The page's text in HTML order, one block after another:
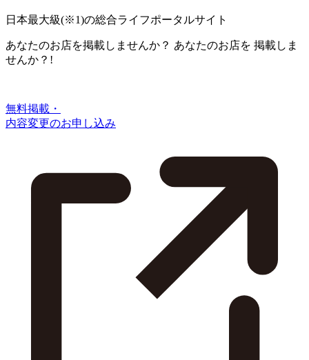
日本最大級(※1)の総合ライフポータルサイト
あなたのお店を掲載しませんか？ あなたのお店を 掲載しま
せんか？!
無料掲載・
内容変更のお申し込み